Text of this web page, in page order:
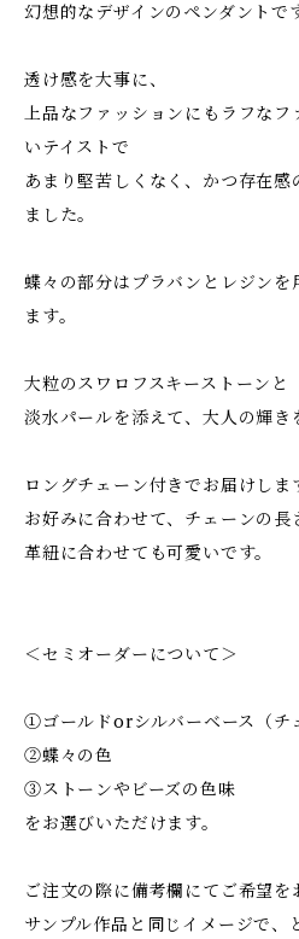
幻想的なデザインのペンダントで
透け感を大事に、
上品なファッションにもラフな
いテイストで
あまり堅苦しくなく、かつ存在
ました。
蝶々の部分はプラバンとレジン
ます。
大粒のスワロフスキーストーンと
淡水パールを添えて、大人の輝き
ロングチェーン付きでお届けしま
お好みに合わせて、チェーンの長
革紐に合わせても可愛いです。
＜セミオーダーについて＞
①ゴールドorシルバーベース（チ
②蝶々の色
③ストーンやビーズの色味
をお選びいただけます。
ご注文の際に備考欄にてご希望を
サンプル作品と同じイメージで、